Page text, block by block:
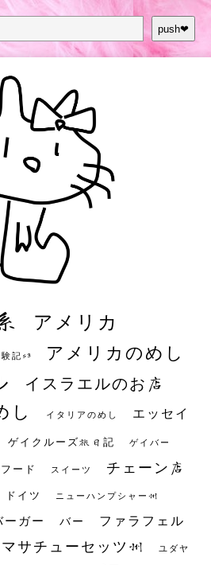
push❤︎
アメリカ
記S3 アメリカのめし
イスラエルのお店
し イタリアのめし エッセイ
ゲイクルーズ旅日記 ゲイバー
ード スイーツ チェーン店
ドイツ ニューハンプシャー州
ーガー バー ファラフェル
マサチューセッツ州 ユダヤ